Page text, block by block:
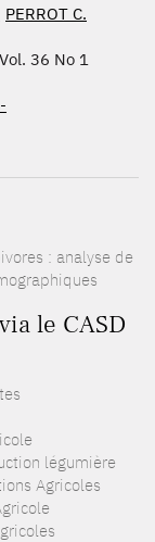
PERROT C.
36 No 1
: analyse de
le CASD
légumière
Agricoles